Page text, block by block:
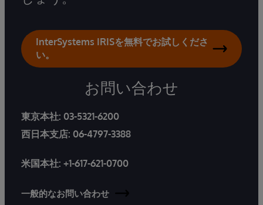
InterSystems IRISを無料でお試しくださ
い。
お問い合わせ
東京本社: 03-5321-6200
西日本支店: 06-4797-3388
米国本社: +1-617-621-0700
一般的なお問い合わせ